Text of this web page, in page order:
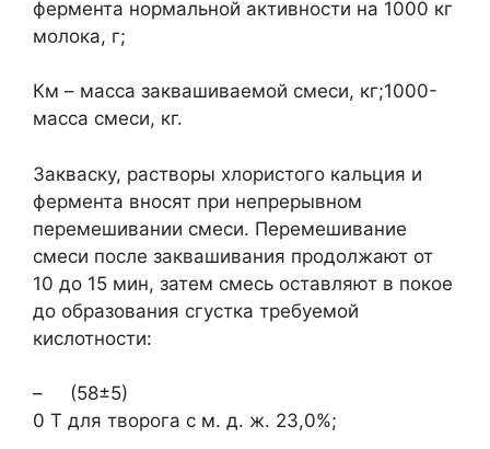
фермента нормальной активности на 1000 кг
молока, г;
Км – масса заквашиваемой смеси, кг;1000-
масса смеси, кг.
Закваску, растворы хлористого кальция и
фермента вносят при непрерывном
перемешивании смеси. Перемешивание
смеси после заквашивания продолжают от
10 до 15 мин, затем смесь оставляют в покое
до образования сгустка требуемой
кислотности:
– (58±5)
0 Т для творога с м. д. ж. 23,0%;